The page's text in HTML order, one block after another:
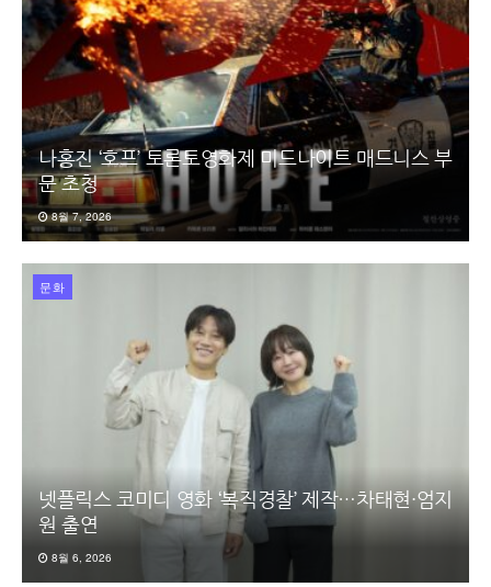
나홍진 ‘호프’ 토론토영화제 미드나이트 매드니스 부
문 초청
8월 7, 2026
문화
넷플릭스 코미디 영화 ‘복직경찰’ 제작…차태현·엄지
원 출연
8월 6, 2026